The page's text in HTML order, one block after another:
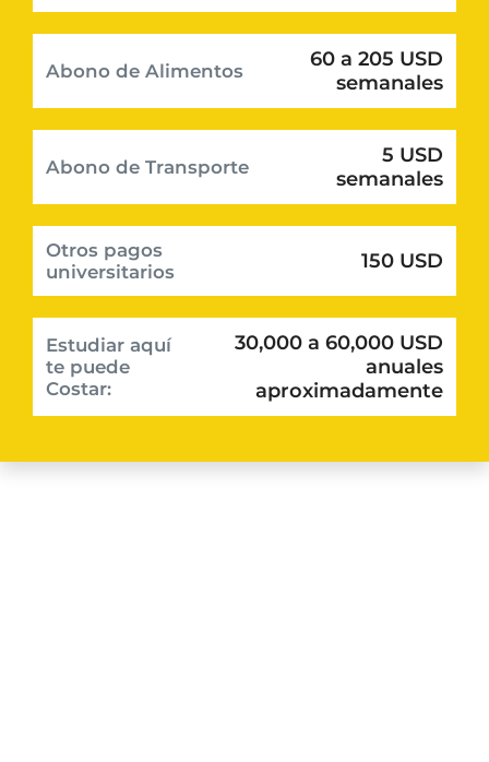
Abono de Alimentos
60 a 205 USD
semanales
Abono de Transporte
5 USD
semanales
Otros pagos
universitarios
150 USD
Estudiar aquí
te puede
Costar:
30,000 a 60,000 USD
anuales
aproximadamente